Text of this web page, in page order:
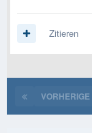
Zitieren
VORHERIGE